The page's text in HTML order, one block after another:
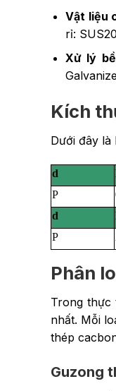
Vật liệu
rỉ:
Xử lý
Kích
Dưới đây là
d
P
d
P
Phân
Trong thực
nhất. Mỗi
thép
Guzong